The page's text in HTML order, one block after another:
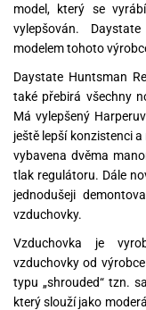
model, který se
vylepšován.
modelem tohoto
Daystate Huntsman
také přebirá všechny
Má vylepšený
ještě lepší konzistenci
vybavena dvěma
tlak regulátoru. Dále
jednodušeji
vzduchovky.
Vzduchovka je
vzduchovky od
typu „shrouded“ tzn.
který slouží jako